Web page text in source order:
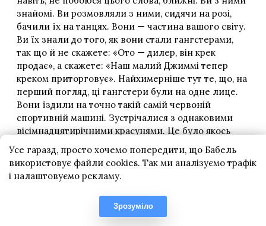
Усе гаразд, просто хочемо попередити, що Бабель
використовує файли cookies. Так ми аналізуємо трафік
і налаштовуємо рекламу.
Зрозуміло